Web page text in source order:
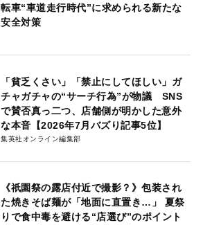
転車“車道走行時代”に求められる新たな
安全対策
「貧乏くさい」「禁止にしてほしい」ガ
チャガチャの“サーチ行為”が物議 SNS
で賛否真っ二つ、店舗側が明かした意外
な本音【2026年7月バズり記事5位】
集英社オンライン編集部
《祇園祭の露店付近で撮影？》包装され
た焼きそば麺が「地面に直置き…」 夏祭
りで食中毒を避ける“店選び”のポイント